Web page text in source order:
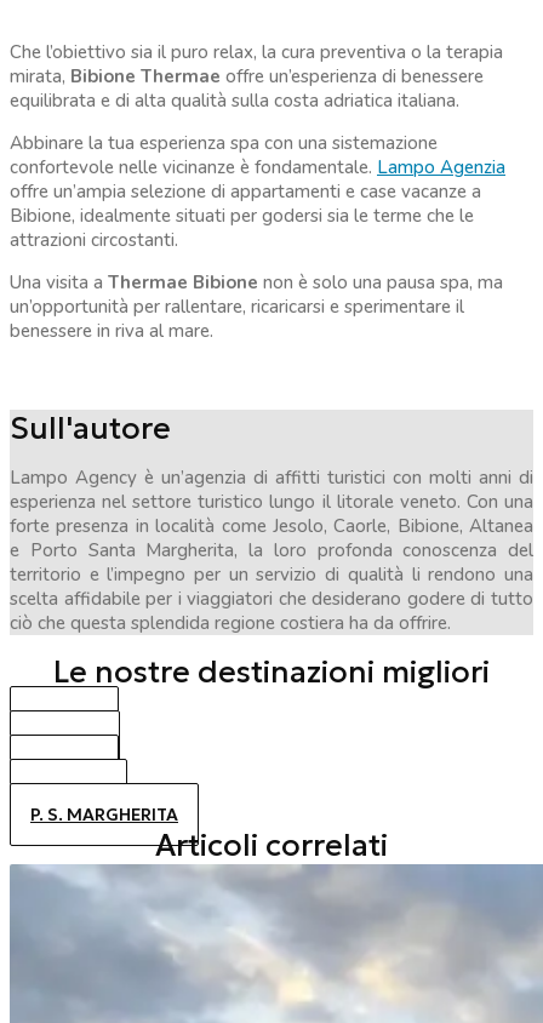
Che l’obiettivo sia il puro relax, la cura preventiva o la terapia
mirata, Bibione Thermae offre un’esperienza di benessere
equilibrata e di alta qualità sulla costa adriatica italiana.
Abbinare la tua esperienza spa con una sistemazione
confortevole nelle vicinanze è fondamentale. Lampo Agenzia
offre un’ampia selezione di appartamenti e case vacanze a
Bibione, idealmente situati per godersi sia le terme che le
attrazioni circostanti.
Una visita a Thermae Bibione non è solo una pausa spa, ma
un’opportunità per rallentare, ricaricarsi e sperimentare il
benessere in riva al mare.
Sull'autore
Lampo Agency è un’agenzia di affitti turistici con molti anni di
esperienza nel settore turistico lungo il litorale veneto. Con una
forte presenza in località come Jesolo, Caorle, Bibione, Altanea
e Porto Santa Margherita, la loro profonda conoscenza del
territorio e l’impegno per un servizio di qualità li rendono una
scelta affidabile per i viaggiatori che desiderano godere di tutto
ciò che questa splendida regione costiera ha da offrire.
Le nostre destinazioni migliori
BIBIONE
CAORLE
JESOLO
ALTANEA
P. S. MARGHERITA
Articoli correlati